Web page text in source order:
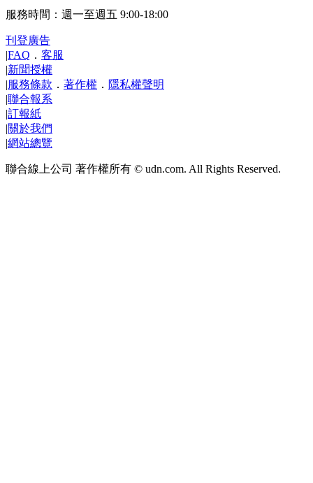
服務時間：週一至週五 9:00-18:00
刊登廣告
|FAQ ． 客服
|新聞授權
|服務條款 ． 著作權 ． 隱私權聲明
|聯合報系
|訂報紙
|關於我們
|網站總覽
聯合線上公司 著作權所有 © udn.com. All Rights Reserved.